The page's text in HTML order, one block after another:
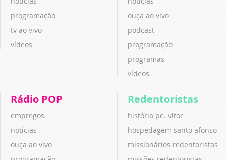
programação
tv ao vivo
vídeos
ouça ao vivo
podcast
programação
programas
vídeos
Rádio POP
empregos
notícias
ouça ao vivo
Redentoristas
história pe. vitor
hospedagem santo afonso
missionários redentoristas